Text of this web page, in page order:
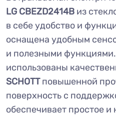
LG CBEZD2414B из
в себе удобство и
оснащена удобным
и полезными
использованы
SCHOTTповышенной
поверхность с
обеспечивает простое и